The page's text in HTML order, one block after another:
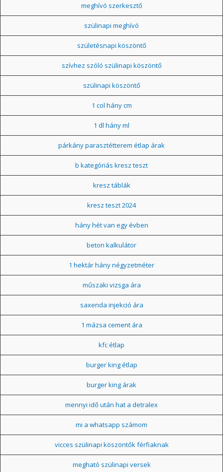
meghívó szerkesztő
szülinapi meghívó
születésnapi köszöntő
szívhez szóló szülinapi köszöntő
szülinapi köszöntő
1 col hány cm
1 dl hány ml
párkány parasztétterem étlap árak
b kategóriás kresz teszt
kresz táblák
kresz teszt 2024
hány hét van egy évben
beton kalkulátor
1 hektár hány négyzetméter
műszaki vizsga ára
saxenda injekció ára
1 mázsa cement ára
kfc étlap
burger king étlap
burger king árak
mennyi idő után hat a detralex
mi a whatsapp számom
vicces szülinapi köszöntők férfiaknak
megható szülinapi versek